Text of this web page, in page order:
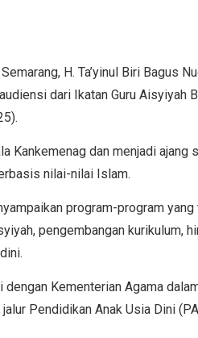
H. Ta’yinul Biri Bagus
dari Ikatan Guru Aisyiyah
Kankemenag dan menjadi ajang
nilai-nilai Islam.
program-program yang
pengembangan kurikulum,
Kementerian Agama
Pendidikan Anak Usia Dini